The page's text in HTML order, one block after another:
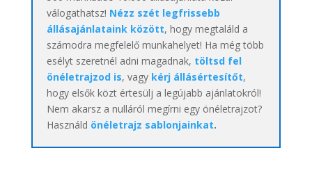
válogathatsz! Nézz szét legfrissebb
állásajánlataink között, hogy megtaláld a
számodra megfelelő munkahelyet! Ha még több
esélyt szeretnél adni magadnak, töltsd fel
önéletrajzod is, vagy kérj állásértesítőt,
hogy elsők közt értesülj a legújabb ajánlatokról!
Nem akarsz a nulláról megírni egy önéletrajzot?
Használd önéletrajz sablonjainkat.